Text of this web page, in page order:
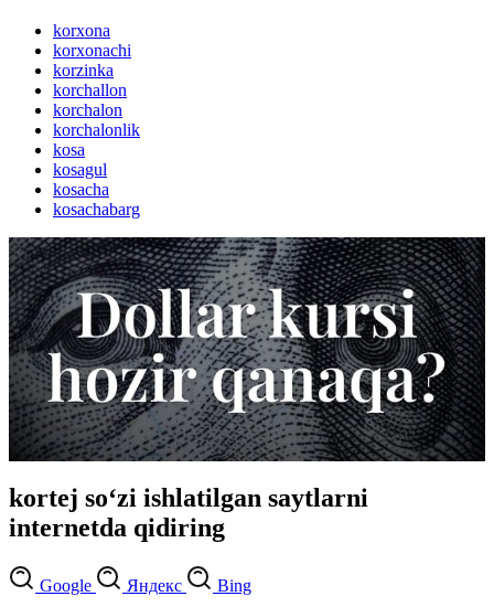
korxona
korxonachi
korzinka
korchallon
korchalon
korchalonlik
kosa
kosagul
kosacha
kosachabarg
kortej so‘zi ishlatilgan saytlarni
internetda qidiring
Google Яндекс Bing